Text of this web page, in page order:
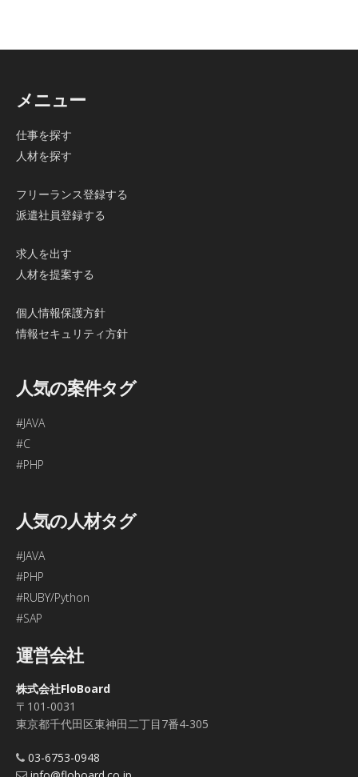
メニュー
仕事を探す
人材を探す
フリーランス登録する
派遣社員登録する
求人を出す
人材を提案する
個人情報保護方針
情報セキュリティ方針
人気の案件タグ
#JAVA
#C
#PHP
人気の人材タグ
#JAVA
#PHP
#RUBY/Python
#SAP
運営会社
株式会社FloBoard
〒101-0031
東京都千代田区東神田二丁目7番4-305
03-6753-0948